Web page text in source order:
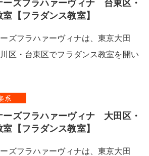
ーズフラハァーヴィナ 台東区・
【フラダンス教室】
ズフラハァーヴィナは、東京大田
区・台東区でフラダンス教室を開い
系
ーズフラハァーヴィナ 大田区・
【フラダンス教室】
ズフラハァーヴィナは、東京大田